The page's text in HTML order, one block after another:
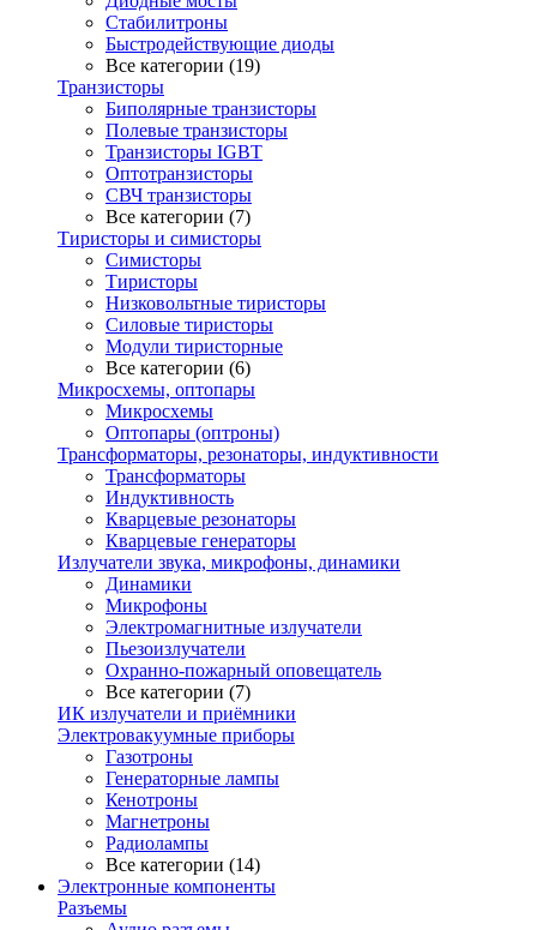
Стабилитроны
Быстродействующие диоды
Все категории (19)
Транзисторы
Биполярные транзисторы
Полевые транзисторы
Транзисторы IGBT
Оптотранзисторы
СВЧ транзисторы
Все категории (7)
Тиристоры и симисторы
Симисторы
Тиристоры
Низковольтные тиристоры
Силовые тиристоры
Модули тиристорные
Все категории (6)
Микросхемы, оптопары
Микросхемы
Оптопары (оптроны)
Трансформаторы, резонаторы, индуктивности
Трансформаторы
Индуктивность
Кварцевые резонаторы
Кварцевые генераторы
Излучатели звука, микрофоны, динамики
Динамики
Микрофоны
Электромагнитные излучатели
Пьезоизлучатели
Охранно-пожарный оповещатель
Все категории (7)
ИК излучатели и приёмники
Электровакуумные приборы
Газотроны
Генераторные лампы
Кенотроны
Магнетроны
Радиолампы
Все категории (14)
Электронные компоненты
Разъемы